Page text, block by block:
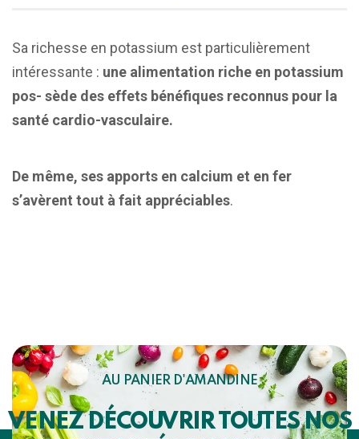
Sa richesse en potassium est particulièrement
intéressante : une alimentation riche en potassium
pos- sède des effets bénéfiques reconnus pour la
santé cardio-vasculaire.
De même, ses apports en calcium et en fer
s’avèrent tout à fait appréciables.
AU PANIER D'AMANDINE
VENEZ DÉCOUVRIR TOUTES NOS